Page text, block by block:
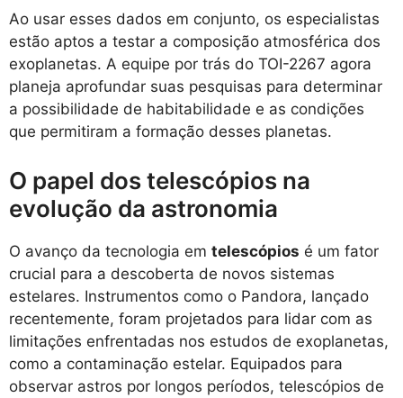
Ao usar esses dados em conjunto, os especialistas
estão aptos a testar a composição atmosférica dos
exoplanetas. A equipe por trás do TOI-2267 agora
planeja aprofundar suas pesquisas para determinar
a possibilidade de habitabilidade e as condições
que permitiram a formação desses planetas.
O papel dos telescópios na
evolução da astronomia
O avanço da tecnologia em telescópios é um fator
crucial para a descoberta de novos sistemas
estelares. Instrumentos como o Pandora, lançado
recentemente, foram projetados para lidar com as
limitações enfrentadas nos estudos de exoplanetas,
como a contaminação estelar. Equipados para
observar astros por longos períodos, telescópios de